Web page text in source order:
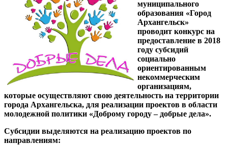
муниципального
образования «Город
Архангельск»
проводит конкурс на
предоставление в 2018
году субсидий
социально
ориентированным
некоммерческим
организациям,
которые осуществляют свою деятельность на территории
города Архангельска, для реализации проектов в области
молодежной политики «Доброму городу – добрые дела».
Субсидии выделяются на реализацию проектов по
направлениям: